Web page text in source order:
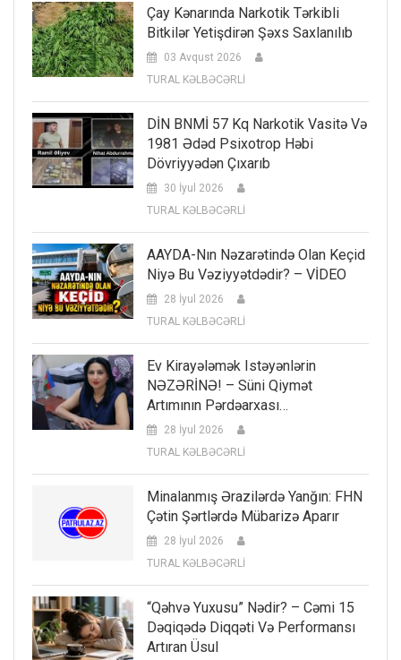
Çay Kənarında Narkotik Tərkibli
Bitkilər Yetişdirən Şəxs Saxlanılıb
03 Avqust 2026
TURAL KƏLBƏCƏRLİ
DİN BNMİ 57 Kq Narkotik Vasitə Və
1981 Ədəd Psixotrop Həbi
Dövriyyədən Çıxarıb
30 İyul 2026
TURAL KƏLBƏCƏRLİ
AAYDA-Nın Nəzarətində Olan Keçid
Niyə Bu Vəziyyətdədir? – VİDEO
28 İyul 2026
TURAL KƏLBƏCƏRLİ
Ev Kirayələmək Istəyənlərin
NƏZƏRİNƏ! – Süni Qiymət
Artımının Pərdəarxası…
28 İyul 2026
TURAL KƏLBƏCƏRLİ
Minalanmış Ərazilərdə Yanğın: FHN
Çətin Şərtlərdə Mübarizə Aparır
28 İyul 2026
TURAL KƏLBƏCƏRLİ
“Qəhvə Yuxusu” Nədir? – Cəmi 15
Dəqiqədə Diqqəti Və Performansı
Artıran Üsul